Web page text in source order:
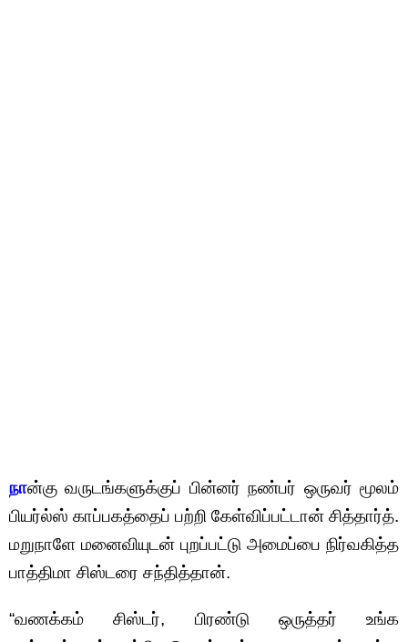
நான்கு வருடங்களுக்குப் பின்னர் நண்பர் ஒருவர் மூலம்
பியர்ல்ஸ் காப்பகத்தைப் பற்றி கேள்விப்பட்டான் சித்தார்த்.
மறுநாளே மனைவியுடன் புறப்பட்டு அமைப்பை நிர்வகித்த
பாத்திமா சிஸ்டரை சந்தித்தான்.
“வணக்கம் சிஸ்டர், பிரண்டு ஒருத்தர் உங்க